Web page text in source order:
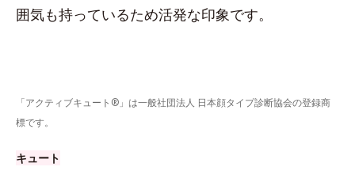
囲気も持っているため活発な印象です。
「アクティブキュート®」は一般社団法人 日本顔タイプ診断協会の登録商
標です。
キュート